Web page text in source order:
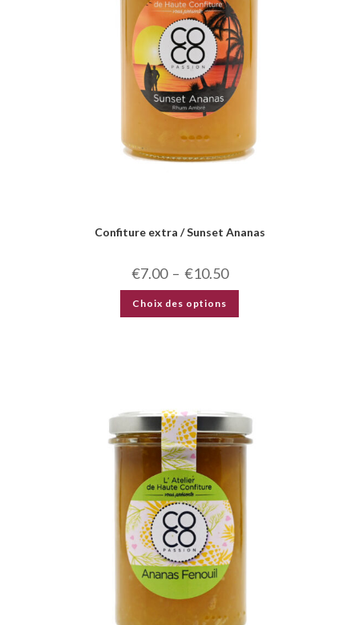
Confiture extra / Sunset Ananas
€7.00 – €10.50
Choix des options